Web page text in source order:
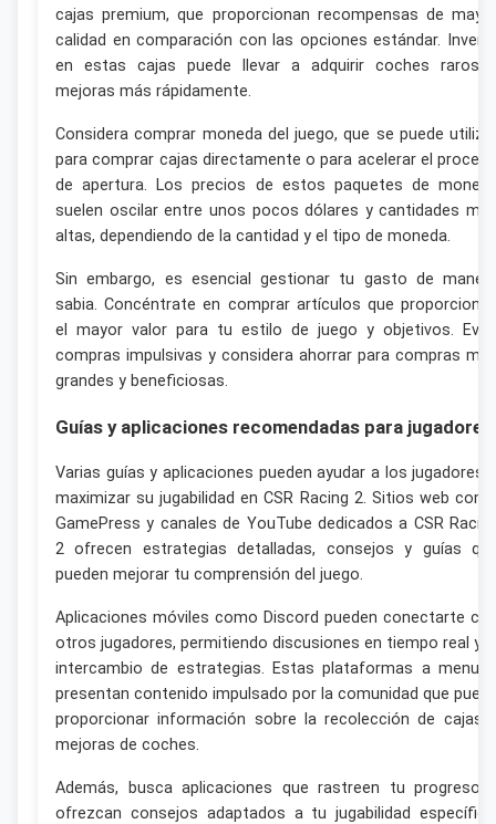
cajas premium, que proporcionan recompensas de
calidad en comparación con las opciones estándar.
en estas cajas puede llevar a adquirir coches raros
mejoras más rápidamente.
Considera comprar moneda del juego, que se puede
para comprar cajas directamente o para acelerar el
de apertura. Los precios de estos paquetes de
suelen oscilar entre unos pocos dólares y cantidades
altas, dependiendo de la cantidad y el tipo de moneda.
Sin embargo, es esencial gestionar tu gasto de
sabia. Concéntrate en comprar artículos que
el mayor valor para tu estilo de juego y objetivos.
compras impulsivas y considera ahorrar para compras
grandes y beneficiosas.
Guías y aplicaciones recomendadas para jugadores
Varias guías y aplicaciones pueden ayudar a los jugadores
maximizar su jugabilidad en CSR Racing 2. Sitios web
GamePress y canales de YouTube dedicados a CSR
2 ofrecen estrategias detalladas, consejos y guías
pueden mejorar tu comprensión del juego.
Aplicaciones móviles como Discord pueden conectarte
otros jugadores, permitiendo discusiones en tiempo real y
intercambio de estrategias. Estas plataformas a
presentan contenido impulsado por la comunidad que
proporcionar información sobre la recolección de cajas
mejoras de coches.
Además, busca aplicaciones que rastreen tu progreso
ofrezcan consejos adaptados a tu jugabilidad